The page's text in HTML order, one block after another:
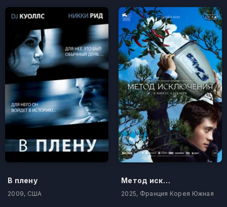
В плену
2009, США
Метод исключения
2025, Франция Корея Южная